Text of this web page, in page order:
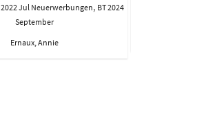
2022 Jul Neuerwerbungen, BT 2024
September
Ernaux, Annie